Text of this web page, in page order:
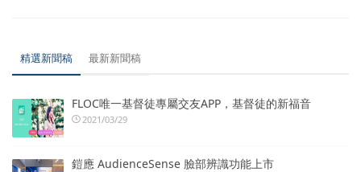
精選新聞稿 最新新聞稿
FLOC唯一基督徒專屬交友APP，基督徒的新福音
2021/03/29
鎧應 AudienceSense 臉部辨識功能上市